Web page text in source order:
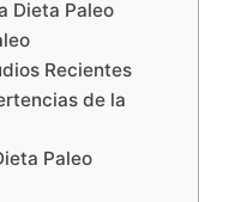
Dieta Paleo
Recientes
de la
Paleo